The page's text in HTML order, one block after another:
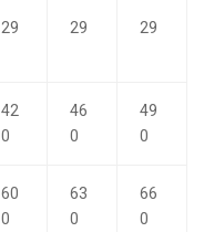
29 29 29
42
0
46
0
49
0
60
0
63
0
66
0